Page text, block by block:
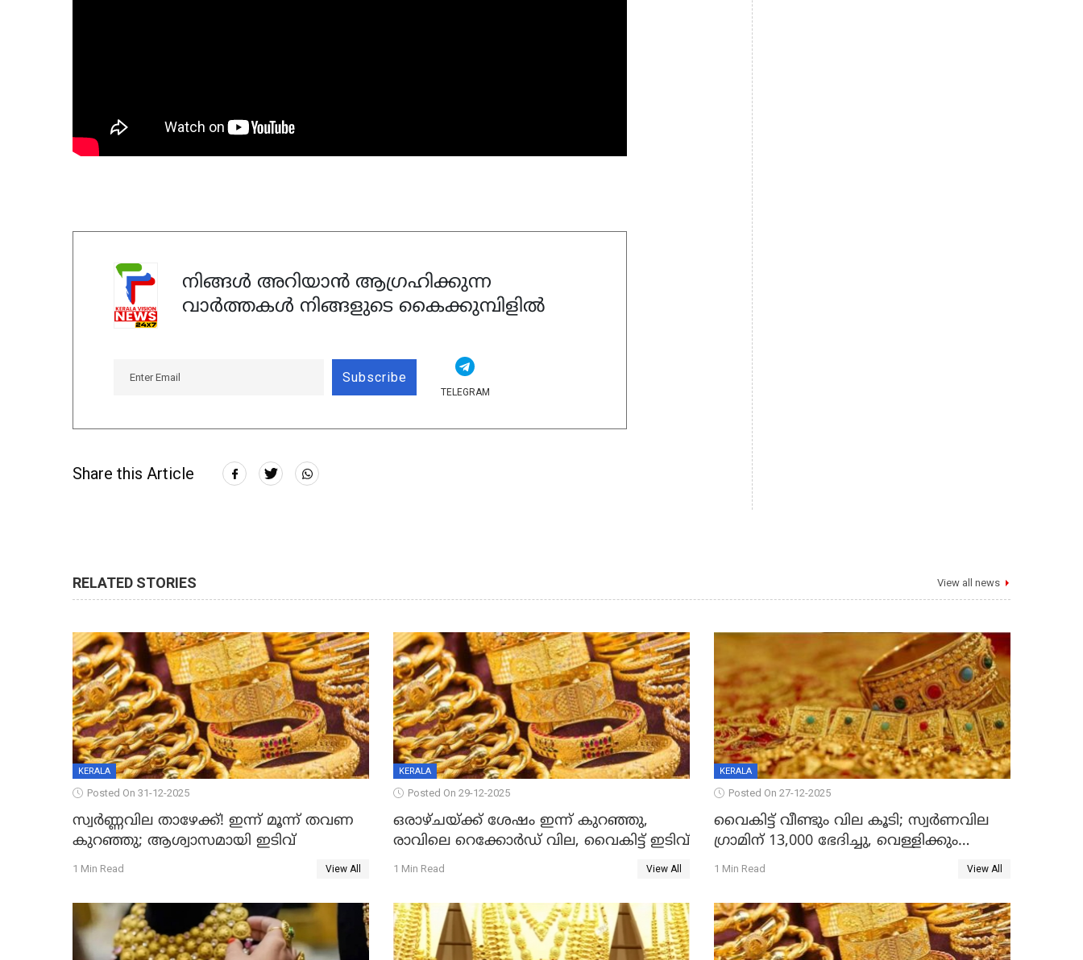
നിങ്ങൾ അറിയാൻ ആഗ്രഹിക്കുന്ന
വാർത്തകൾ നിങ്ങളുടെ കൈക്കുമ്പിളിൽ
Subscribe
TELEGRAM
Share this Article
RELATED STORIES View all news
KERALA
Posted On 31-12-2025
സ്വർണ്ണവില താഴേക്ക്! ഇന്ന് മൂന്ന് തവണ
കുറഞ്ഞു; ആശ്വാസമായി ഇടിവ്
1 Min Read View All
KERALA
Posted On 29-12-2025
ഒരാഴ്ചയ്ക്ക് ശേഷം ഇന്ന് കുറഞ്ഞു,
രാവിലെ റെക്കോർഡ് വില, വൈകിട്ട് ഇടിവ്
1 Min Read View All
KERALA
Posted On 27-12-2025
വൈകിട്ട് വീണ്ടും വില കൂടി; സ്വർണവില
ഗ്രാമിന് 13,000 ഭേദിച്ചു, വെള്ളിക്കും
റെക്കോർഡ്
1 Min Read View All